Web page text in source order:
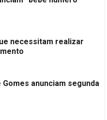
necessitam realizar
anunciam segunda